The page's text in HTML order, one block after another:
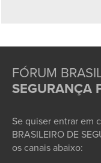
FÓRUM
SEGURANÇA
Se quiser entrar em
BRASILEIRO DE
os canais abaixo: